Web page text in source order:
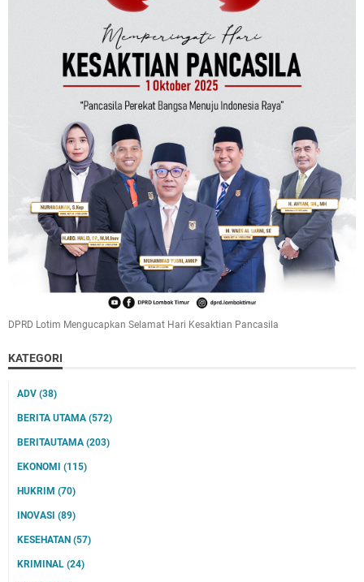
DPRD Lotim Mengucapkan Selamat Hari Kesaktian Pancasila
KATEGORI
ADV (38)
BERITA UTAMA (572)
BERITAUTAMA (203)
EKONOMI (115)
HUKRIM (70)
INOVASI (89)
KESEHATAN (57)
KRIMINAL (24)